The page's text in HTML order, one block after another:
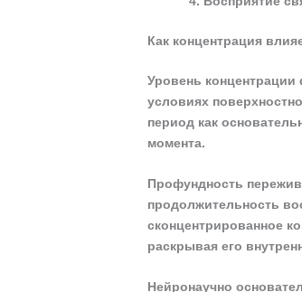
Как концентрация
Уровень
условиях
период как
момента.
Профундность
продолжительность
сконцентрированное
раскрывая его
Нейронаучно